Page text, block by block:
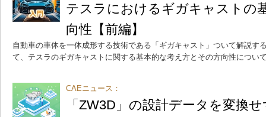
テスラにおけるギガキャストの
向性【前編】
自動車の車体を一体成形する技術である「ギガキャスト」ついて解説す
て、テスラのギガキャストに関する基本的な考え方とその方向性につい
CAEニュース：
「ZW3D」の設計データを変換